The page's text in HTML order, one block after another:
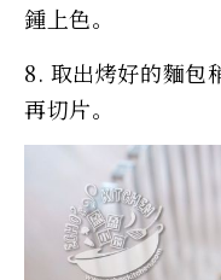
鍾上色。
8. 取出烤好的麵包
再切片。